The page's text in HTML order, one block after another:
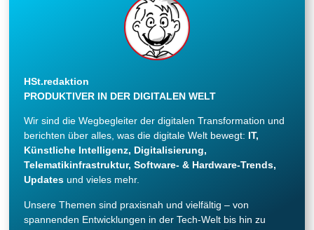
HSt.redaktion
PRODUKTIVER IN DER DIGITALEN WELT
Wir sind die Wegbegleiter der digitalen Transformation und
berichten über alles, was die digitale Welt bewegt: IT,
Künstliche Intelligenz, Digitalisierung,
Telematikinfrastruktur, Software- & Hardware-Trends,
Updates und vieles mehr.
Unsere Themen sind praxisnah und vielfältig – von
spannenden Entwicklungen in der Tech-Welt bis hin zu